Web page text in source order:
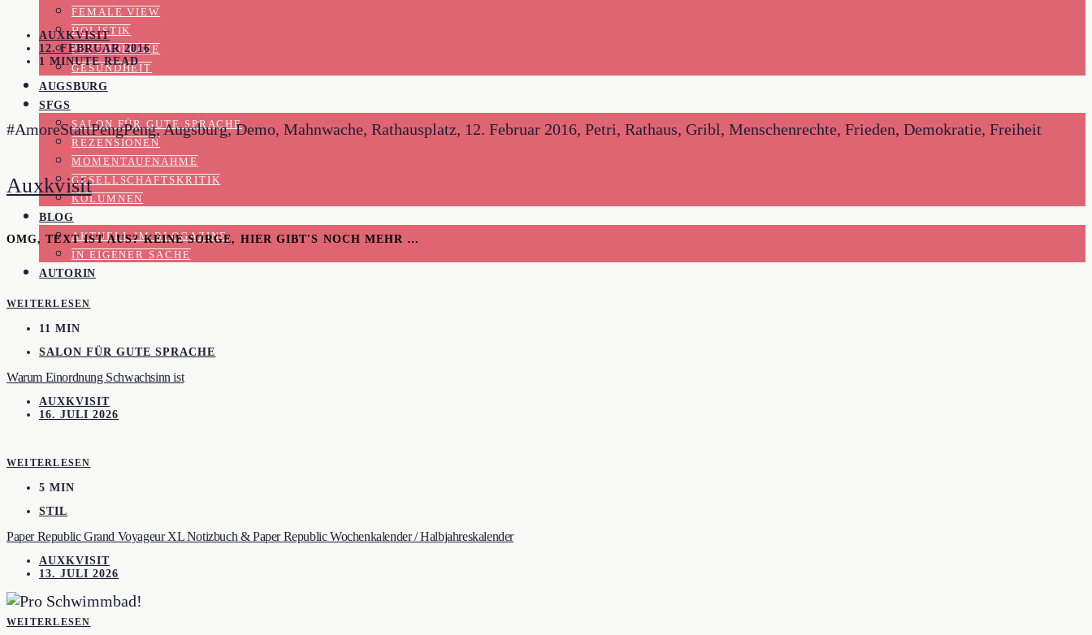
FEMALE VIEW
HOLISTIK
PSYCHOLOGIE
GESUNDHEIT
AUGSBURG
SFGS
SALON FÜR GUTE SPRACHE
REZENSIONEN
MOMENTAUFNAHME
GESELLSCHAFTSKRITIK
KOLUMNEN
BLOG
AKTUELL IM BLOGAZINE
IN EIGENER SACHE
AUTORIN
AUXKVISIT
12. FEBRUAR 2016
1 MINUTE READ
#AmoreStattPengPeng, Augsburg, Demo, Mahnwache, Rathausplatz, 12. Februar 2016, Petri, Rathaus, Gribl, Menschenrechte, Frieden, Demokratie, Freiheit
Auxkvisit
OMG, TEXT IST AUS? KEINE SORGE, HIER GIBT'S NOCH MEHR …
WEITERLESEN
11 MIN
SALON FÜR GUTE SPRACHE
Warum Einordnung Schwachsinn ist
AUXKVISIT
16. JULI 2026
WEITERLESEN
5 MIN
STIL
Paper Republic Grand Voyageur XL Notizbuch & Paper Republic Wochenkalender / Halbjahreskalender
AUXKVISIT
13. JULI 2026
WEITERLESEN